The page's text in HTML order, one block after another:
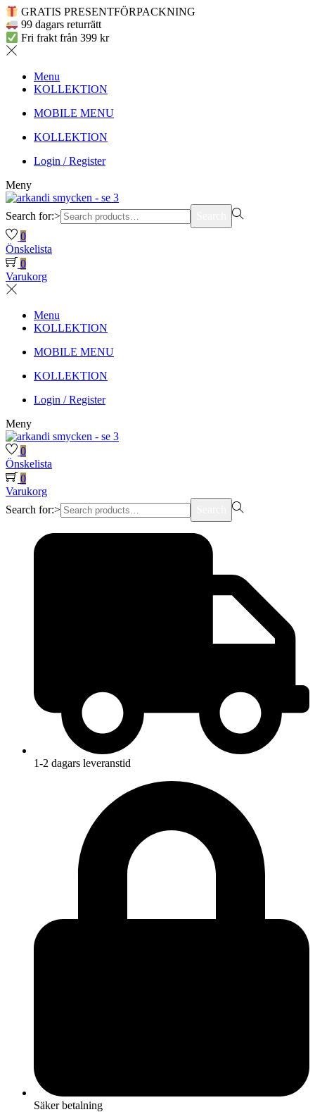
GRATIS PRESENTFÖRPACKNING
99 dagars returrätt
Fri frakt från 399 kr
Menu
KOLLEKTION
MOBILE MENU
KOLLEKTION
Login / Register
Meny
Search for:>
0
Önskelista
0
Varukorg
Menu
KOLLEKTION
MOBILE MENU
KOLLEKTION
Login / Register
Meny
0
Önskelista
0
Varukorg
Search for:>
1-2 dagars leveranstid
Säker betalning